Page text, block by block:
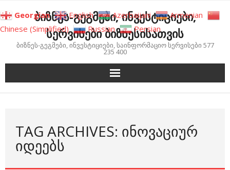
to
content
ბიზნეს-გეგმები, ინვესტიციები,
სერვისები ბიზნესისათვის
ბიზნეს-გეგმები, ინვესტიციები, საინფორმაციო სერვისები 577
235 400
TAG ARCHIVES: ᲘᲜᲝᲕᲐᲪᲘᲣᲠ
ᲘᲓᲔᲔᲑᲡ
Georgian English Azerbaijani
Armenian
Chinese (Simplified)
Russian Persian